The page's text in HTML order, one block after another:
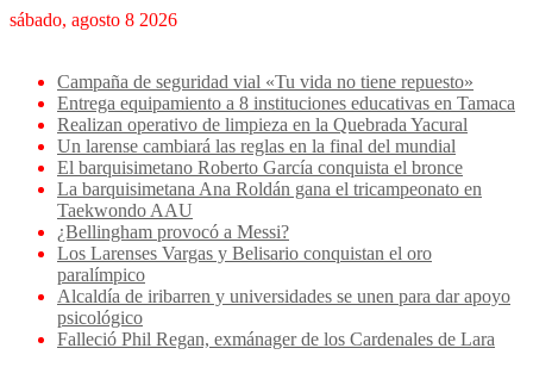
sábado, agosto 8 2026
Campaña de seguridad vial «Tu vida no tiene repuesto»
Entrega equipamiento a 8 instituciones educativas en Tamaca
Realizan operativo de limpieza en la Quebrada Yacural
Un larense cambiará las reglas en la final del mundial
El barquisimetano Roberto García conquista el bronce
La barquisimetana Ana Roldán gana el tricampeonato en
Taekwondo AAU
¿Bellingham provocó a Messi?
Los Larenses Vargas y Belisario conquistan el oro
paralímpico
Alcaldía de iribarren y universidades se unen para dar apoyo
psicológico
Falleció Phil Regan, exmánager de los Cardenales de Lara